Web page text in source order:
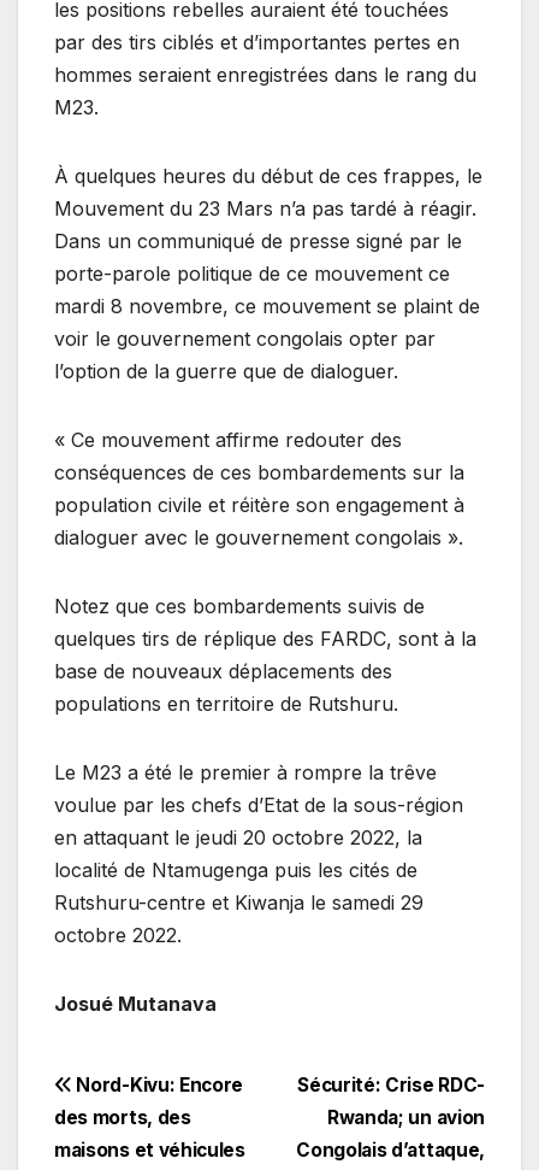
les positions rebelles auraient été touchées
par des tirs ciblés et d’importantes pertes en
hommes seraient enregistrées dans le rang du
M23.
À quelques heures du début de ces frappes, le
Mouvement du 23 Mars n’a pas tardé à réagir.
Dans un communiqué de presse signé par le
porte-parole politique de ce mouvement ce
mardi 8 novembre, ce mouvement se plaint de
voir le gouvernement congolais opter par
l’option de la guerre que de dialoguer.
« Ce mouvement affirme redouter des
conséquences de ces bombardements sur la
population civile et réitère son engagement à
dialoguer avec le gouvernement congolais ».
Notez que ces bombardements suivis de
quelques tirs de réplique des FARDC, sont à la
base de nouveaux déplacements des
populations en territoire de Rutshuru.
Le M23 a été le premier à rompre la trêve
voulue par les chefs d’Etat de la sous-région
en attaquant le jeudi 20 octobre 2022, la
localité de Ntamugenga puis les cités de
Rutshuru-centre et Kiwanja le samedi 29
octobre 2022.
Josué Mutanava
Navigation
de
Sécurité: Crise RDC-
Rwanda; un avion
Congolais d’attaque,
Nord-Kivu: Encore
des morts, des
maisons et véhicules